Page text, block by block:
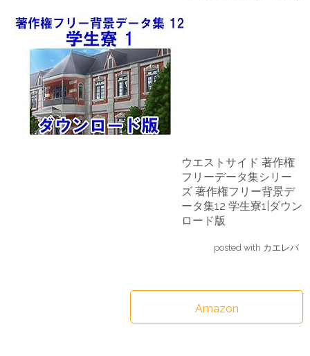
ウエストサイド 著作権
フリーデータ集シリー
ズ 著作権フリー背景デ
ータ集12 学生寮1|ダウン
ロード版
posted with カエレバ
Amazon